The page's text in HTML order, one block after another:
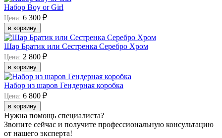
Набор Boy or Girl
Цена: 6 300 ₽
в корзину
Шар Братик или Сестренка Серебро Хром
Цена: 2 800 ₽
в корзину
Набор из шаров Гендерная коробка
Цена: 6 800 ₽
в корзину
Нужна помощь специалиста?
Звоните сейчас и получите профессиональную консультацию
от нашего эксперта!